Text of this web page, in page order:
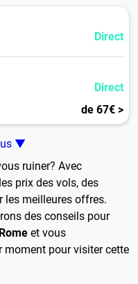
Direct
Direct
de 67€ >
▼
ruiner? Avec
prix des vols, des
les meilleures offres.
des conseils pour
et vous
moment pour visiter cette